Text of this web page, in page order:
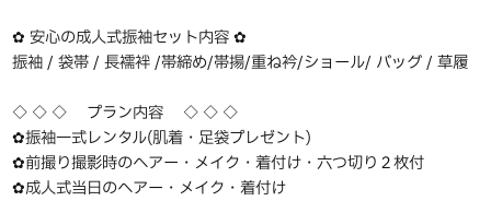
✿ 安心の成人式振袖セット内容 ✿
振袖 / 袋帯 / 長襦袢 /帯締め/帯揚/重ね衿/ショール/ バッグ / 草履
◇ ◇ ◇ プラン内容 ◇ ◇ ◇
✿振袖一式レンタル(肌着・足袋プレゼント)
✿前撮り撮影時のヘアー・メイク・着付け・六つ切り２枚付
✿成人式当日のヘアー・メイク・着付け